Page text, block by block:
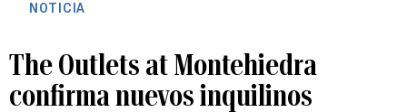
NOTICIA
The Outlets at Montehiedra
confirma nuevos inquilinos